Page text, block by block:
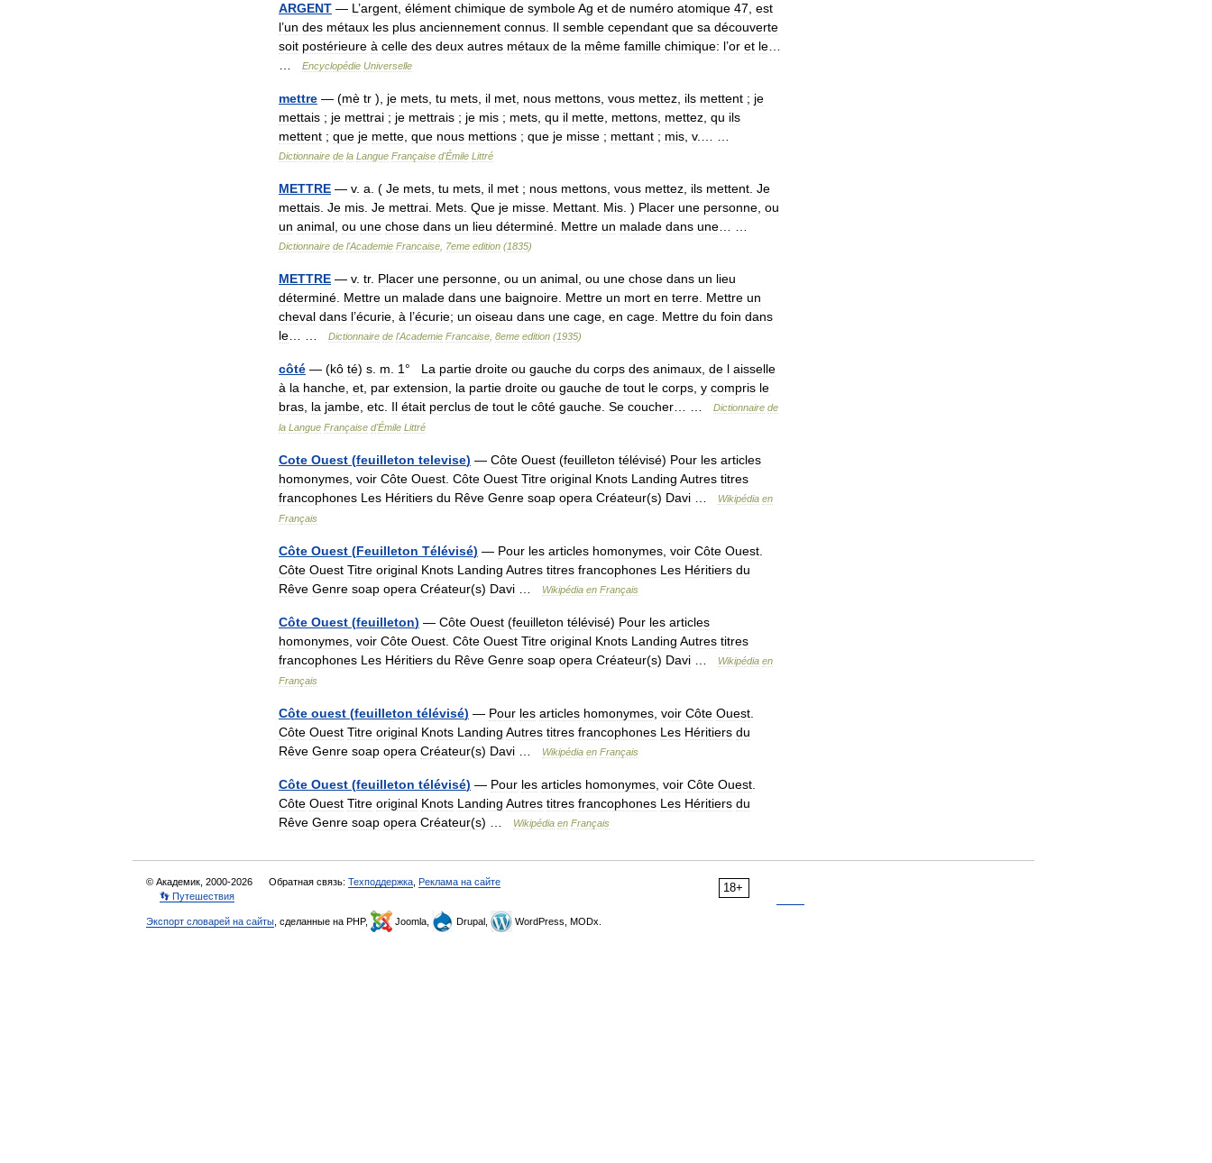
ARGENT — L ’argent élément chimique de symboleAg et de numéro atomique 47 est
l’un des métaux les plus anciennement connus Il semble cependant que sa découverte
soit postérieure à celle des deux autres métaux de la même famille chimique: l’or et le
Encyclopédie Universelle
mettre — (mè tr ), je mets tu mets il met nous mettons vous mettez ils mettent ; je
mettais ; je mettrai ; je mettrais ; je mis ; mets qu il mette mettons mettez qu ils
mettent ; que je mette que nous mettions ; que je misse ; mettant ; mis v.… …
Dictionnaire de la Langue Française d'Émile Littré
METTRE — v. a . ( Je mets tu mets il met ; nous mettons vous mettez ils mettent Je
mettais Je mis Je mettrai Mets Que je misse Mettant Mis . ) Placer une personne ou
un animal ou une chose dans un lieu déterminé Mettre un malade dans une
Dictionnaire de l'Academie Francaise 7eme edition (1835)
METTRE — v. tr. Placer une personne ou un animal ou une chose dans un lieu
déterminé Mettre un malade dans une baignoire Mettre un mort en terre Mettre un
cheval dans l’écurie à l’écurie; un oiseau dans une cage en cage Mettre du foin dans
le
Dictionnaire de l'Academie Francaise 8eme edition (1935)
côté — (kô té) s m 1 ° La partie droite ou gauche du corps des animaux de l aisselle
à la hanche et par extension la partie droite ou gauche de tout le corps y compris le
bras la jambe etc Il était perclus de tout le côté gauche Se coucher Dictionnaire de
la Langue Française d'Émile Littré
Cote Ouest (feuilleton televise) — Côte Ouest (feuilleton télévisé) Pour les articles
homonymes voir Côte Ouest Côte Ouest Titre original Knots Landing Autres titres
francophones Les Héritiers du Rêve Genre soap opera Créateur(s) Davi Wikipédia en
Français
Côte Ouest (Feuilleton Télévisé) — Pour les articles homonymes voir Côte Ouest
Côte Ouest Titre original Knots Landing Autres titres francophones Les Héritiers du
Rêve Genre soap opera Créateur(s) Davi Wikipédia en Français
Côte Ouest (feuilleton) — Côte Ouest (feuilleton télévisé) Pour les articles
homonymes voir Côte Ouest Côte Ouest Titre original Knots Landing Autres titres
francophones Les Héritiers du Rêve Genre soap opera Créateur(s) Davi Wikipédia en
Français
Côte ouest (feuilleton télévisé) — Pour les articles homonymes voir Côte Ouest
Côte Ouest Titre original Knots Landing Autres titres francophones Les Héritiers du
Rêve Genre soap opera Créateur(s) Davi Wikipédia en Français
Côte Ouest (feuilleton télévisé) — Pour les articles homonymes voir Côte Ouest
Côte Ouest Titre original Knots Landing Autres titres francophones Les Héritiers du
Rêve Genre soap opera Créateur(s) … Wikipédia en Français
18+
© Академик, 2000-2026 Обратная связь: Техподдержка Реклама на сайте
👣 Путешествия
Экспорт словарей на сайты , сделанные на PHP, Joomla, Drupal, WordPress, MODx.